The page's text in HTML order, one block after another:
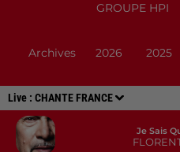
Live : CHANTE FRANCE
Je Sais
GROUPE HPI
Archives 2026 2025